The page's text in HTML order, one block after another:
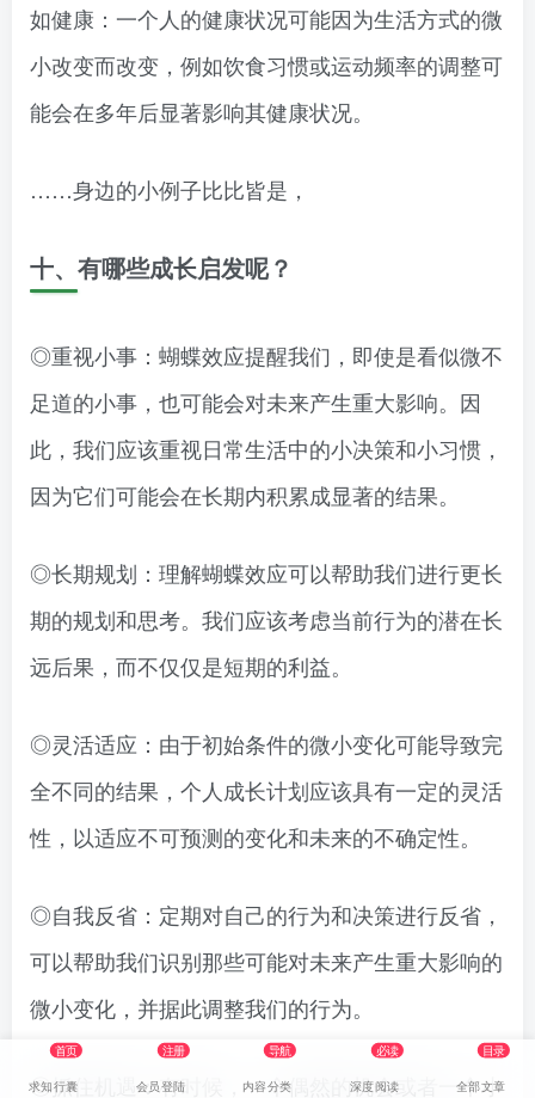
如健康：一个人的健康状况可能因为生活方式的微
小改变而改变，例如饮食习惯或运动频率的调整可
能会在多年后显著影响其健康状况。
……身边的小例子比比皆是，
十、有哪些成长启发呢？
◎重视小事：蝴蝶效应提醒我们，即使是看似微不
足道的小事，也可能会对未来产生重大影响。因
此，我们应该重视日常生活中的小决策和小习惯，
因为它们可能会在长期内积累成显著的结果。
◎长期规划：理解蝴蝶效应可以帮助我们进行更长
期的规划和思考。我们应该考虑当前行为的潜在长
远后果，而不仅仅是短期的利益。
◎灵活适应：由于初始条件的微小变化可能导致完
全不同的结果，个人成长计划应该具有一定的灵活
性，以适应不可预测的变化和未来的不确定性。
◎自我反省：定期对自己的行为和决策进行反省，
可以帮助我们识别那些可能对未来产生重大影响的
微小变化，并据此调整我们的行为。
◎抓住机遇：有时候，一个偶然的机会或者一个小
求知行囊
首页
会员登陆
注册
内容分类
导航
深度阅读
必读
全部文章
目录